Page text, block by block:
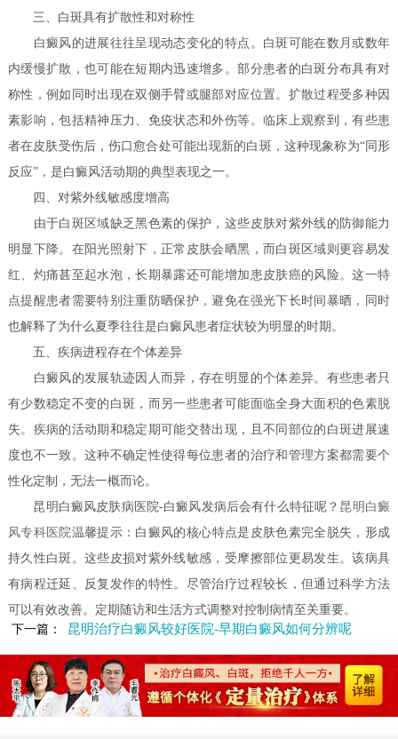
三、白斑具有扩散性和对称性
白癜风的进展往往呈现动态变化的特点。白斑可能在数月或数年
内缓慢扩散，也可能在短期内迅速增多。部分患者的白斑分布具有对
称性，例如同时出现在双侧手臂或腿部对应位置。扩散过程受多种因
素影响，包括精神压力、免疫状态和外伤等。临床上观察到，有些患
者在皮肤受伤后，伤口愈合处可能出现新的白斑，这种现象称为“同形
反应”，是白癜风活动期的典型表现之一。
四、对紫外线敏感度增高
由于白斑区域缺乏黑色素的保护，这些皮肤对紫外线的防御能力
明显下降。在阳光照射下，正常皮肤会晒黑，而白斑区域则更容易发
红、灼痛甚至起水泡，长期暴露还可能增加患皮肤癌的风险。这一特
点提醒患者需要特别注重防晒保护，避免在强光下长时间暴晒，同时
也解释了为什么夏季往往是白癜风患者症状较为明显的时期。
五、疾病进程存在个体差异
白癜风的发展轨迹因人而异，存在明显的个体差异。有些患者只
有少数稳定不变的白斑，而另一些患者可能面临全身大面积的色素脱
失。疾病的活动期和稳定期可能交替出现，且不同部位的白斑进展速
度也不一致。这种不确定性使得每位患者的治疗和管理方案都需要个
性化定制，无法一概而论。
昆明白癜风皮肤病医院-白癜风发病后会有什么特征呢？ 昆明白癜
风专科医院温馨提示：白癜风的核心特点是皮肤色素完全脱失，形成
持久性白斑。这些皮损对紫外线敏感，受摩擦部位更易发生。该病具
有病程迁延、反复发作的特性。尽管治疗过程较长，但通过科学方法
可以有效改善。定期随访和生活方式调整对控制病情至关重要。
下一篇：
昆明治疗白癜风较好医院-早期白癜风如何分辨呢